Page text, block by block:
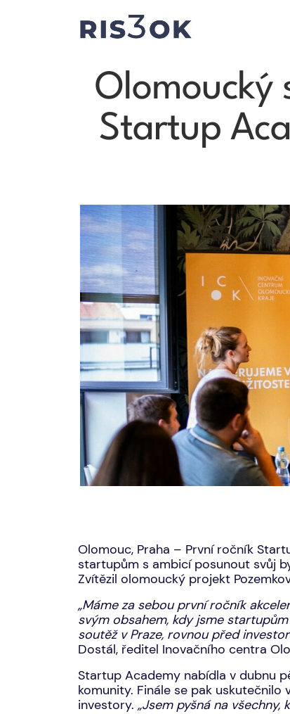
Olomoucký
Startup
Olomouc, Praha – První ročník
startupům s ambicí posunout svůj
Zvítězil olomoucký projekt
„Máme za sebou první ročník
svým obsahem, kdy jsme
soutěž v Praze, rovnou před
Dostál, ředitel Inovačního centra
Startup Academy nabídla v dubnu
komunity. Finále se pak
investory. „Jsem pyšná na